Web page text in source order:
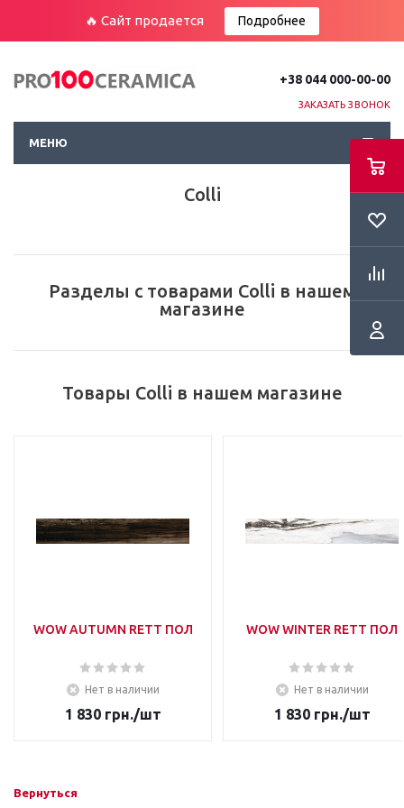
🔥 Сайт продается Подробнее
+38 044 000-00-00
ЗАКАЗАТЬ ЗВОНОК
МЕНЮ
Colli
Разделы с товарами Colli в нашем
магазине
Товары Colli в нашем магазине
WOW AUTUMN RETT ПОЛ
Нет в наличии
1 830грн./шт
WOW WINTER RETT ПОЛ
Нет в наличии
1 830грн./шт
Вернуться